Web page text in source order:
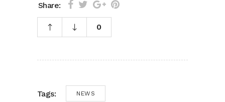
Share:
0
Tags: NEWS